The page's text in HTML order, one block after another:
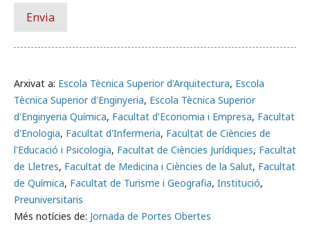
Arxivat a: Escola Tècnica Superior d'Arquitectura, Escola
Tècnica Superior d'Enginyeria, Escola Tècnica Superior
d'Enginyeria Química, Facultat d'Economia i Empresa, Facultat
d'Enologia, Facultat d'Infermeria, Facultat de Ciències de
l'Educació i Psicologia, Facultat de Ciències Jurídiques, Facultat
de Lletres, Facultat de Medicina i Ciències de la Salut, Facultat
de Química, Facultat de Turisme i Geografia, Institució,
Preuniversitaris
Més notícies de: Jornada de Portes Obertes